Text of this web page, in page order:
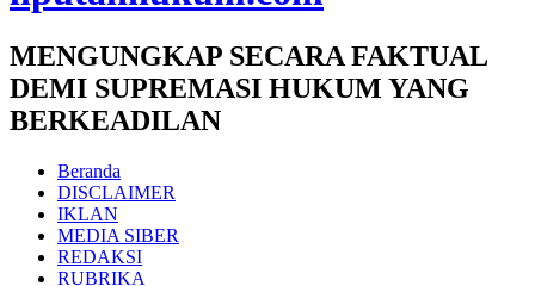
MENGUNGKAP SECARA FAKTUAL
DEMI SUPREMASI HUKUM YANG
BERKEADILAN
Beranda
DISCLAIMER
IKLAN
MEDIA SIBER
REDAKSI
RUBRIKA